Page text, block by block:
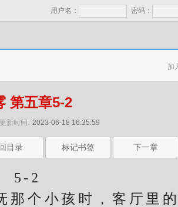
用户名： 密码：
加
第五章5-2
更新时间: 2023-06-18 16:35:59
回目录 标记书签 下一章
2
个小孩时，客厅里的